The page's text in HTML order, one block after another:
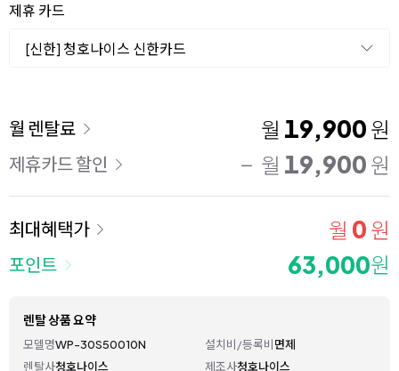
제휴 카드
[신한] 청호나이스 신한카드
이용 요금
월 렌탈료 월 19,900 원
제휴카드 할인 월 19,900 원
최대혜택가 월 0 원
포인트 63,000원
렌탈 상품 요약
모델명WP-30S50010N 설치비/등록비면제
렌탈사청호나이스 제조사청호나이스